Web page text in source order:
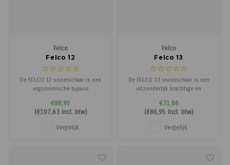
Felco
Felco 12
De FELCO 12 snoeischaar is een
ergonomische bypass
handgreep die tot 30% knipkracht
bespaart en geschikt is voor
takken tot 20 mm.
€88,95
(€107,63Incl. btw)
Vergelijk
Felco
Felco 13
De FELCO 13 snoeischaar is een
uitzonderlijk krachtige en
een snijcapaciteit tot 30 mm.
Dankzij het slimme ontwerp is
deze schaar zowel met één als
met twee handen te gebruiken,
€71,86
(€86,95 Incl. btw)
Vergelijk